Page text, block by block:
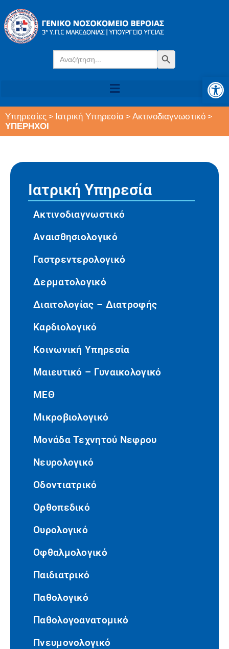
Search
for:
Search Button
Υπηρεσίες > Ιατρική Υπηρεσία > Ακτινοδιαγνωστικό >
ΥΠΕΡΗΧΟΙ
Ιατρική Υπηρεσία
Ακτινοδιαγνωστικό
Αναισθησιολογικό
Γαστρεντερολογικό
Δερματολογικό
Διαιτολογίας – Διατροφής
Καρδιολογικό
Κοινωνική Υπηρεσία
Μαιευτικό – Γυναικολογικό
ΜΕΘ
Μικροβιολογικό
Μονάδα Τεχνητού Νεφρου
Νευρολογικό
Οδοντιατρικό
Ορθοπεδικό
Ουρολογικό
Οφθαλμολογικό
Παιδιατρικό
Παθολογικό
Παθολογοανατομικό
Πνευμονολογικό